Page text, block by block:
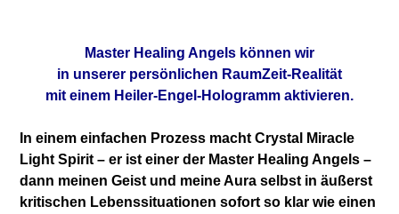
Master Healing Angels können wir
in unserer persönlichen RaumZeit-Realität
mit einem Heiler-Engel-Hologramm aktivieren.
In einem einfachen Prozess macht Crystal Miracle
Light Spirit – er ist einer der Master Healing Angels –
dann meinen Geist und meine Auraselbst in äußerst
kritischen Lebenssituationensofort so klar wie einen